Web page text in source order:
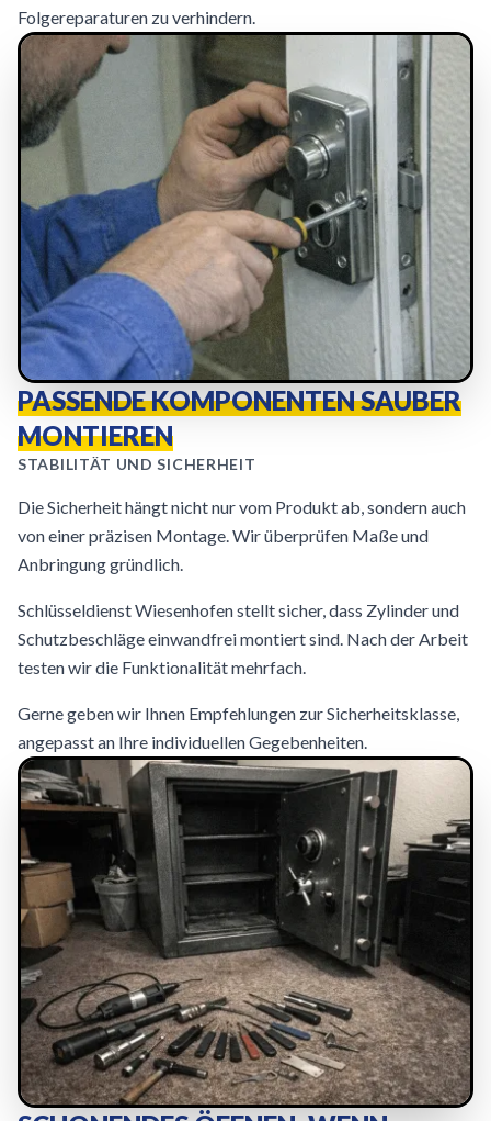
Folgereparaturen zu verhindern.
PASSENDE KOMPONENTEN SAUBER
MONTIEREN
STABILITÄT UND SICHERHEIT
Die Sicherheit hängt nicht nur vom Produkt ab, sondern auch
von einer präzisen Montage. Wir überprüfen Maße und
Anbringung gründlich.
Schlüsseldienst Wiesenhofen stellt sicher, dass Zylinder und
Schutzbeschläge einwandfrei montiert sind. Nach der Arbeit
testen wir die Funktionalität mehrfach.
Gerne geben wir Ihnen Empfehlungen zur Sicherheitsklasse,
angepasst an Ihre individuellen Gegebenheiten.